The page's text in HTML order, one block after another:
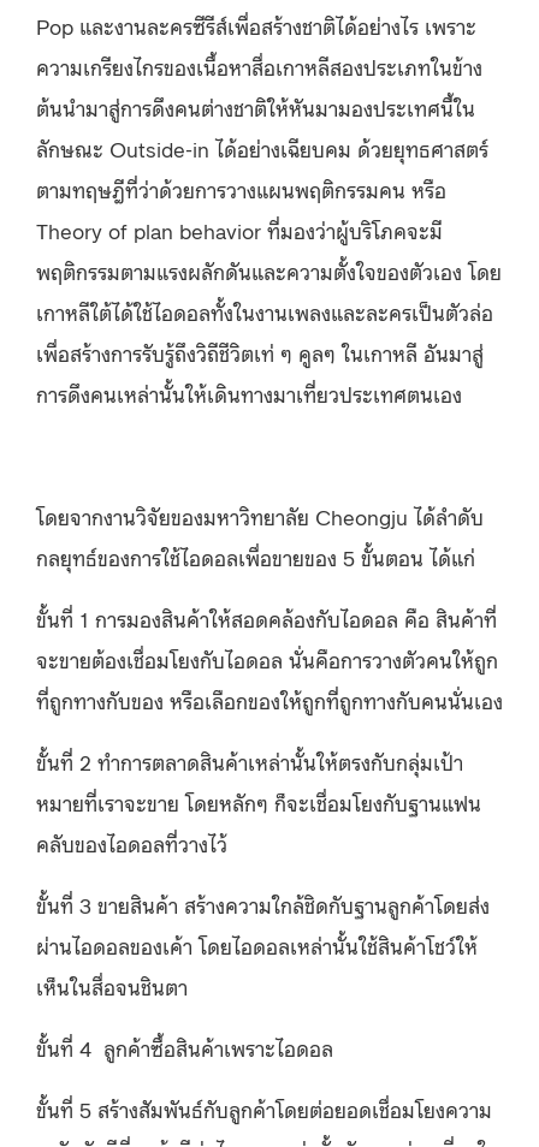
Pop และงานละครซีรีส์เพื่อสร้างชาติได้อย่างไร เพราะ
ความเกรียงไกรของเนื้อหาสื่อเกาหลีสองประเภทในข้าง
ต้นนำมาสู่การดึงคนต่างชาติให้หันมามองประเทศนี้ใน
ลักษณะ Outside-in ได้อย่างเฉียบคม ด้วยยุทธศาสตร์
ตามทฤษฎีที่ว่าด้วยการวางแผนพฤติกรรมคน หรือ
Theory of plan behavior ที่มองว่าผู้บริโภคจะมี
พฤติกรรมตามแรงผลักดันและความตั้งใจของตัวเอง โดย
เกาหลีใต้ได้ใช้ไอดอลทั้งในงานเพลงและละครเป็นตัวล่อ
เพื่อสร้างการรับรู้ถึงวิถีชีวิตเท่ ๆ คูลๆ ในเกาหลี อันมาสู่
การดึงคนเหล่านั้นให้เดินทางมาเที่ยวประเทศตนเอง
โดยจากงานวิจัยของมหาวิทยาลัย Cheongju ได้ลำดับ
กลยุทธ์ของการใช้ไอดอลเพื่อขายของ 5 ขั้นตอน ได้แก่
ขั้นที่ 1 การมองสินค้าให้สอดคล้องกับไอดอล คือ สินค้าที่
จะขายต้องเชื่อมโยงกับไอดอล นั่นคือการวางตัวคนให้ถูก
ที่ถูกทางกับของ หรือเลือกของให้ถูกที่ถูกทางกับคนนั่นเอง
ขั้นที่ 2 ทำการตลาดสินค้าเหล่านั้นให้ตรงกับกลุ่มเป้า
หมายที่เราจะขาย โดยหลักๆ ก็จะเชื่อมโยงกับฐานแฟน
คลับของไอดอลที่วางไว้
ขั้นที่ 3 ขายสินค้า สร้างความใกล้ชิดกับฐานลูกค้าโดยส่ง
ผ่านไอดอลของเค้า โดยไอดอลเหล่านั้นใช้สินค้าโชว์ให้
เห็นในสื่อจนชินตา
ขั้นที่ 4 ลูกค้าซื้อสินค้าเพราะไอดอล
ขั้นที่ 5 สร้างสัมพันธ์กับลูกค้าโดยต่อยอดเชื่อมโยงความ